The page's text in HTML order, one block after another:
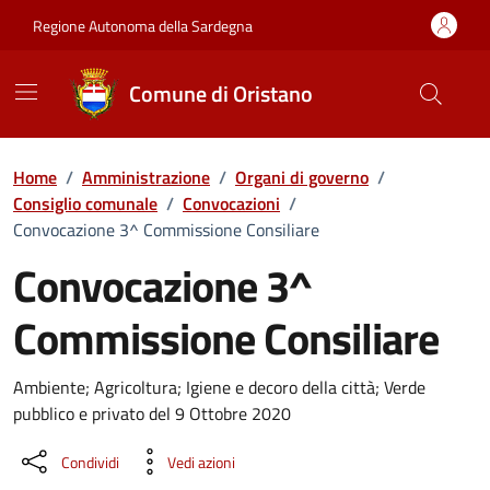
Regione Autonoma della Sardegna
Comune di Oristano
Home / Amministrazione / Organi di governo /
Consiglio comunale / Convocazioni /
Convocazione 3^ Commissione Consiliare
Convocazione 3^
Commissione Consiliare
???portal.DettaglioConvocazione???
Ambiente; Agricoltura; Igiene e decoro della città; Verde
pubblico e privato del 9 Ottobre 2020
Condividi Vedi azioni